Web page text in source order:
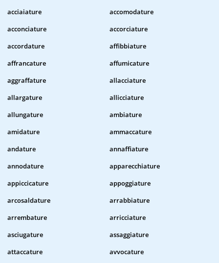
acciaiature
accomodature
acconciature
accorciature
accordature
affibbiature
affrancature
affumicature
aggraffature
allacciature
allargature
allicciature
allungature
ambiature
amidature
ammaccature
andature
annaffiature
annodature
apparecchiature
appiccicature
appoggiature
arcosaldature
arrabbiature
arrembature
arricciature
asciugature
assaggiature
attaccature
avvocature